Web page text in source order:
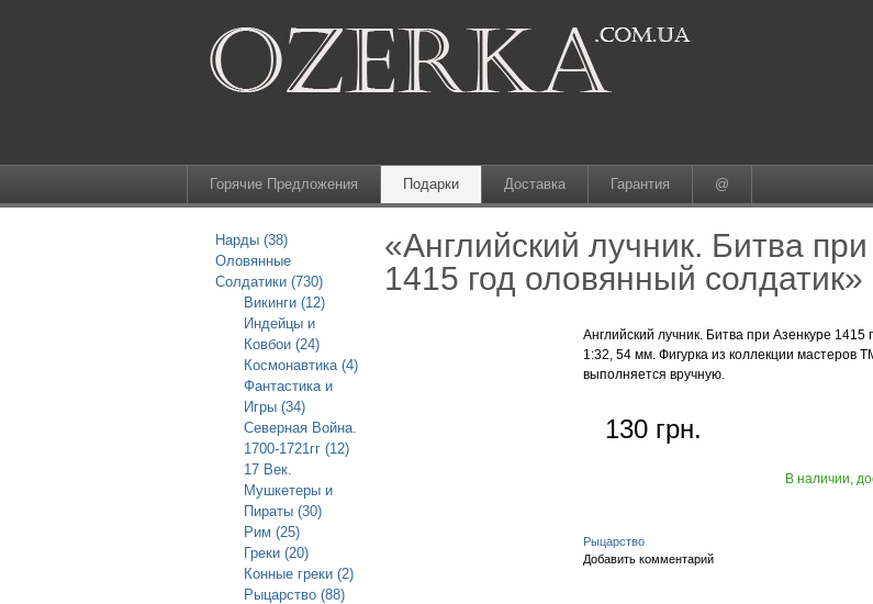
Горячие Предложения Подарки Доставка Гарантия @
Нарды (38)
Оловянные
Солдатики (730)
Викинги (12)
Индейцы и
Ковбои (24)
Космонавтика (4)
Фантастика и
Игры (34)
Северная Война.
1700-1721гг (12)
17 Век.
Мушкетеры и
Пираты (30)
Рим (25)
Греки (20)
Конные греки (2)
Рыцарство (88)
«Английский лучник. Битва
1415 год оловянный солдатик»
Английский лучник. Битва при Азенкуре
1:32, 54 мм. Фигурка из коллекции мастеров
выполняется вручную.
130 грн.
В наличии,
Рыцарство
Добавить комментарий